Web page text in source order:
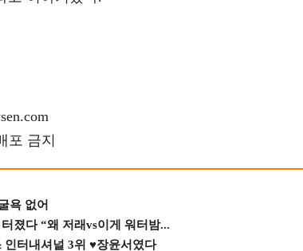
포 금지
욕 없어
졌다 “왜 저래vs이게 워터밤...
인터내셔널 3위 ♥장윤서였다